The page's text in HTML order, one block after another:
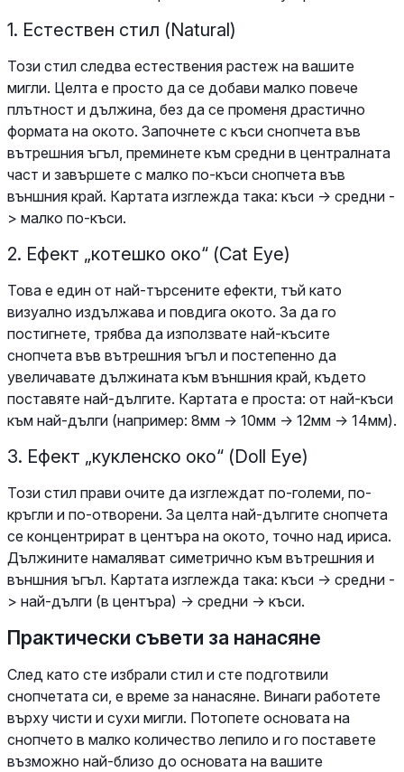
1. Естествен стил (Natural)
Този стил следва естествения растеж на вашите
мигли. Целта е просто да се добави малко повече
плътност и дължина, без да се променя драстично
формата на окото. Започнете с къси снопчета във
вътрешния ъгъл, преминете към средни в централната
част и завършете с малко по-къси снопчета във
външния край. Картата изглежда така: къси -> средни -
> малко по-къси.
2. Ефект „котешко око“ (Cat Eye)
Това е един от най-търсените ефекти, тъй като
визуално издължава и повдига окото. За да го
постигнете, трябва да използвате най-късите
снопчета във вътрешния ъгъл и постепенно да
увеличавате дължината към външния край, където
поставяте най-дългите. Картата е проста: от най-къси
към най-дълги (например: 8мм -> 10мм -> 12мм -> 14мм).
3. Ефект „кукленско око“ (Doll Eye)
Този стил прави очите да изглеждат по-големи, по-
кръгли и по-отворени. За целта най-дългите снопчета
се концентрират в центъра на окото, точно над ириса.
Дължините намаляват симетрично към вътрешния и
външния ъгъл. Картата изглежда така: къси -> средни -
> най-дълги (в центъра) -> средни -> къси.
Практически съвети за нанасяне
След като сте избрали стил и сте подготвили
снопчетата си, е време за нанасяне. Винаги работете
върху чисти и сухи мигли. Потопете основата на
снопчето в малко количество лепило и го поставете
възможно най-близо до основата на вашите